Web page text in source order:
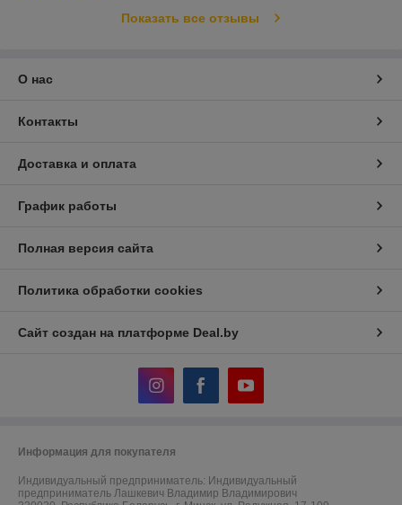
Показать все отзывы
О нас
Контакты
Доставка и оплата
График работы
Полная версия сайта
Политика обработки cookies
Сайт создан на платформе Deal.by
Информация для покупателя
Индивидуальный предприниматель: Индивидуальный
предприниматель Лашкевич Владимир Владимирович